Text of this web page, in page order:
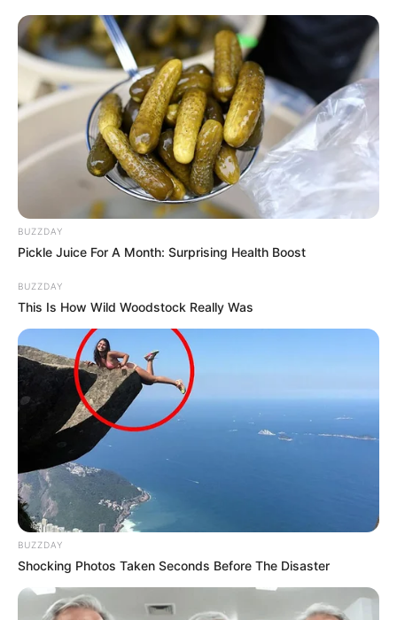
BUZZDAY
Pickle Juice For A Month: Surprising Health Boost
BUZZDAY
This Is How Wild Woodstock Really Was
BUZZDAY
Shocking Photos Taken Seconds Before The Disaster